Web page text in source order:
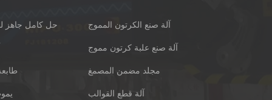
حل كامل جاهز
آلة صنع الكرتون المموج
آلة صنع علبة كرتون مموج
مجلد مضمن المصمغ
آلة قطع القوالب